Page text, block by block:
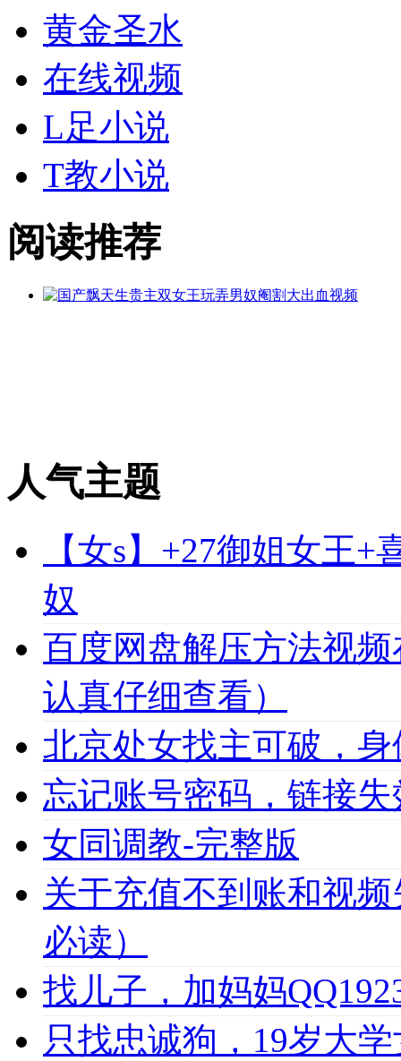
黄金圣水
在线视频
L足小说
T教小说
阅读推荐
人气主题
【女s】+27御姐女王
奴
百度网盘解压方法视
认真仔细查看）
北京处女找主可破，
忘记账号密码，链接
女同调教-完整版
关于充值不到账和视
必读）
找儿子，加妈妈
只找忠诚狗，19岁大